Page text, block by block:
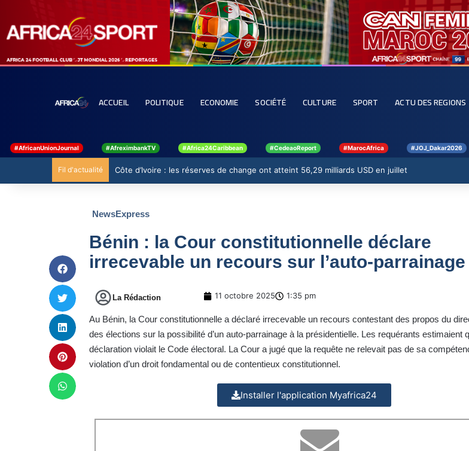
ACCUEIL POLITIQUE ECONOMIE SOCIÉTÉ CULTURE SPORT ACTU DES REGIONS
#AfricanUnionJournal #AfreximbankTV #Africa24Caribbean #CedeaoReport #MarocAfrica #JOJ_Dakar2026
Fil d'actualité Côte d’Ivoire : les réserves de change ont atteint 56,29 milliards USD en juillet
NewsExpress
Bénin : la Cour constitutionnelle déclare
irrecevable un recours sur l’auto-parrainage
La Rédaction 11 octobre 2025 1:35 pm
Au Bénin, la Cour constitutionnelle a déclaré irrecevable un recours contestant des propos du
des élections sur la possibilité d’un auto-parrainage à la présidentielle. Les requérants estimaient
déclaration violait le Code électoral. La Cour a jugé que la requête ne relevait pas de sa
violation d’un droit fondamental ou de contentieux constitutionnel.
Installer l'application Myafrica24